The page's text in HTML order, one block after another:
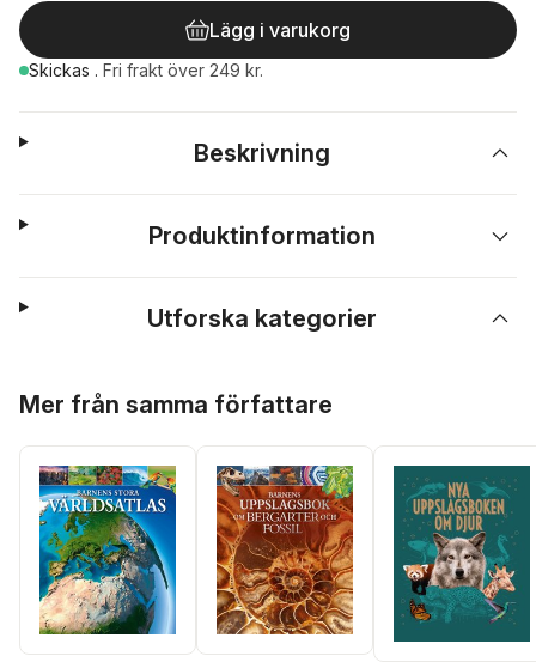
Lägg i varukorg
Skickas . Fri frakt över 249 kr.
Beskrivning
Produktinformation
Utforska kategorier
Mer från samma författare